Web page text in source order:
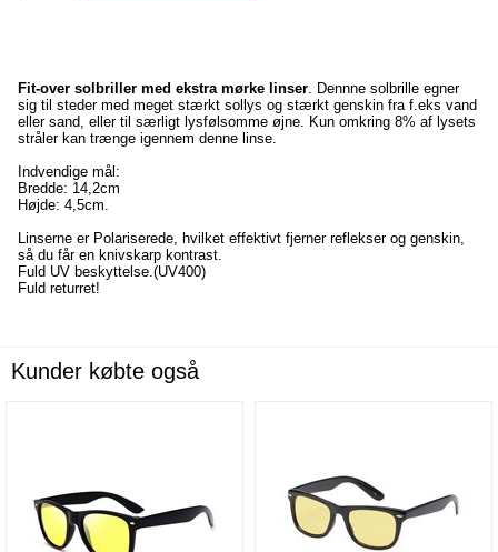
Fit-over solbriller med ekstra mørke linser. Dennne solbrille egner
sig til steder med meget stærkt sollys og stærkt genskin fra f.eks vand
eller sand, eller til særligt lysfølsomme øjne. Kun omkring 8% af lysets
stråler kan trænge igennem denne linse.
Indvendige mål:
Bredde: 14,2cm
Højde: 4,5cm.
Linserne er Polariserede, hvilket effektivt fjerner reflekser og genskin,
så du får en knivskarp kontrast.
Fuld UV beskyttelse.(UV400)
Fuld returret!
Kunder købte også